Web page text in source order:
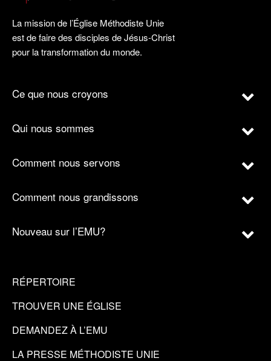
La mission de l’Église Méthodiste Unie
est de faire des disciples de Jésus-Christ
pour la transformation du monde.
Ce que nous croyons
Qui nous sommes
Comment nous servons
Comment nous grandissons
Nouveau sur l’EMU?
RÉPERTOIRE
TROUVER UNE ÉGLISE
DEMANDEZ À L’EMU
LA PRESSE MÉTHODISTE UNIE